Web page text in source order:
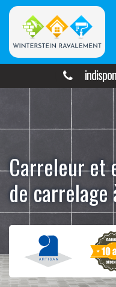
Carreleur et
de carrelage